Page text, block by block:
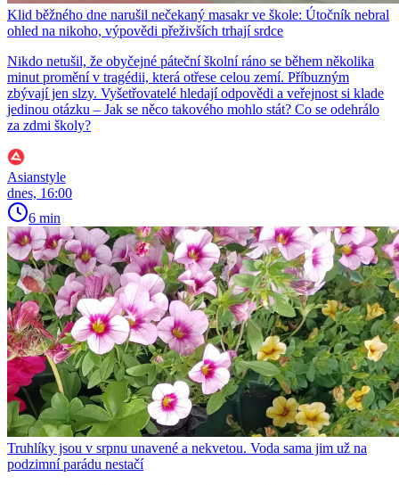
Klid běžného dne narušil nečekaný masakr ve škole: Útočník nebral
ohled na nikoho, výpovědi přeživších trhají srdce
Nikdo netušil, že obyčejné páteční školní ráno se během několika
minut promění v tragédii, která otřese celou zemí. Příbuzným
zbývají jen slzy. Vyšetřovatelé hledají odpovědi a veřejnost si klade
jedinou otázku – Jak se něco takového mohlo stát? Co se odehrálo
za zdmi školy?
Asianstyle
dnes, 16:00
6 min
Truhlíky jsou v srpnu unavené a nekvetou. Voda sama jim už na
podzimní parádu nestačí